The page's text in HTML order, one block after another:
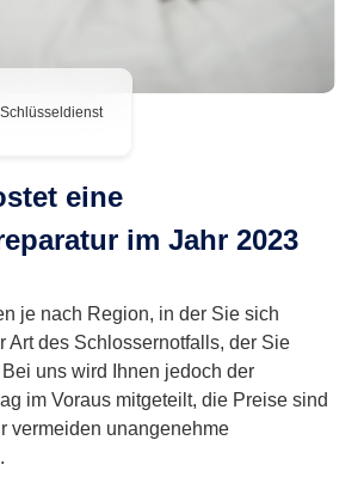
eine
im Jahr 2023
je nach Region, in der Sie sich
Art des Schlossernotfalls, der Sie
uns wird Ihnen jedoch der
im Voraus mitgeteilt, die Preise sind
vermeiden unangenehme